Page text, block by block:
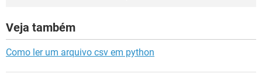
Veja também
Como ler um arquivo csv em python